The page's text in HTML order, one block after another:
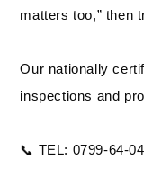
matters too,” then
Our nationally
inspections and
📞 TEL: 0799-64-